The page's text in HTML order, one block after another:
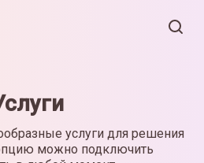
услуги для решения
можно подключить